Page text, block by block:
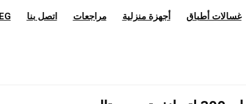
غسالات أطباق أجهزة منزلية مراجعات اتصل بنا EG